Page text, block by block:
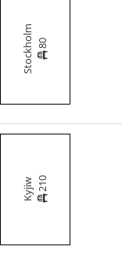
Stockholm 80
Kyjiw 210